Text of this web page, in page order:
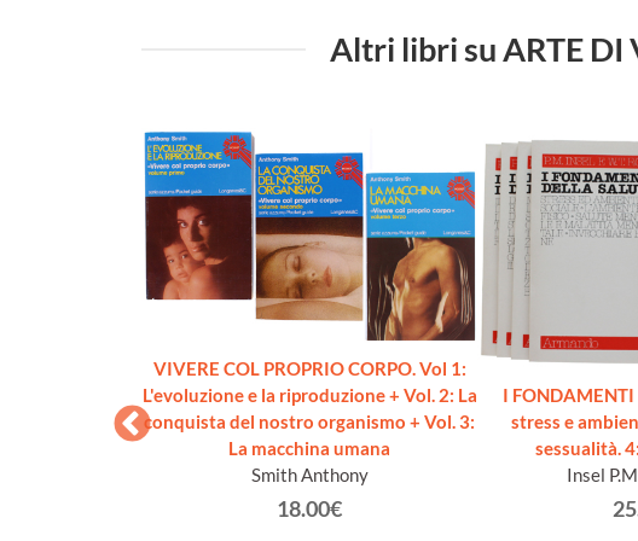
Altri libri su ARTE DI
VIVERE COL PROPRIO CORPO. Vol 1:
L'evoluzione e la riproduzione + Vol. 2: La
conquista del nostro organismo + Vol. 3:
La macchina umana
Smith Anthony
18.00€
I FONDAMENTI
stress e
sessualità.
Insel